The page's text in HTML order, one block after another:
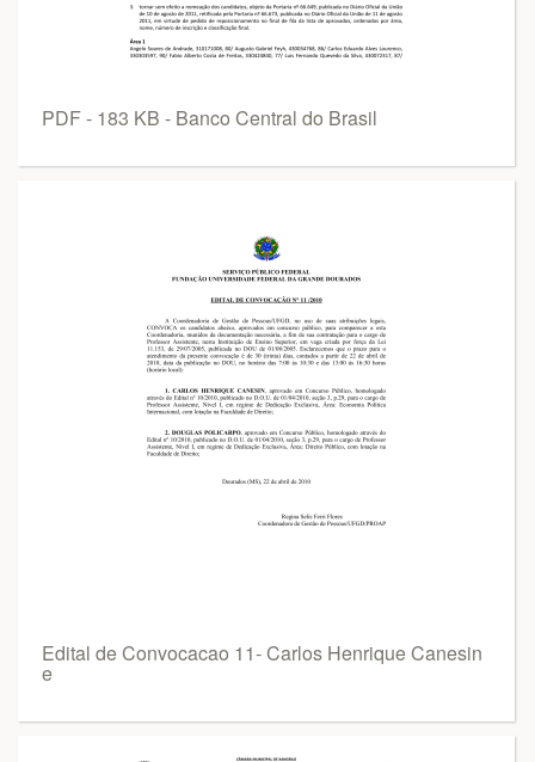
PDF - 183 KB - Banco Central do Brasil
Edital de Convocacao 11- Carlos Henrique Canesin
e